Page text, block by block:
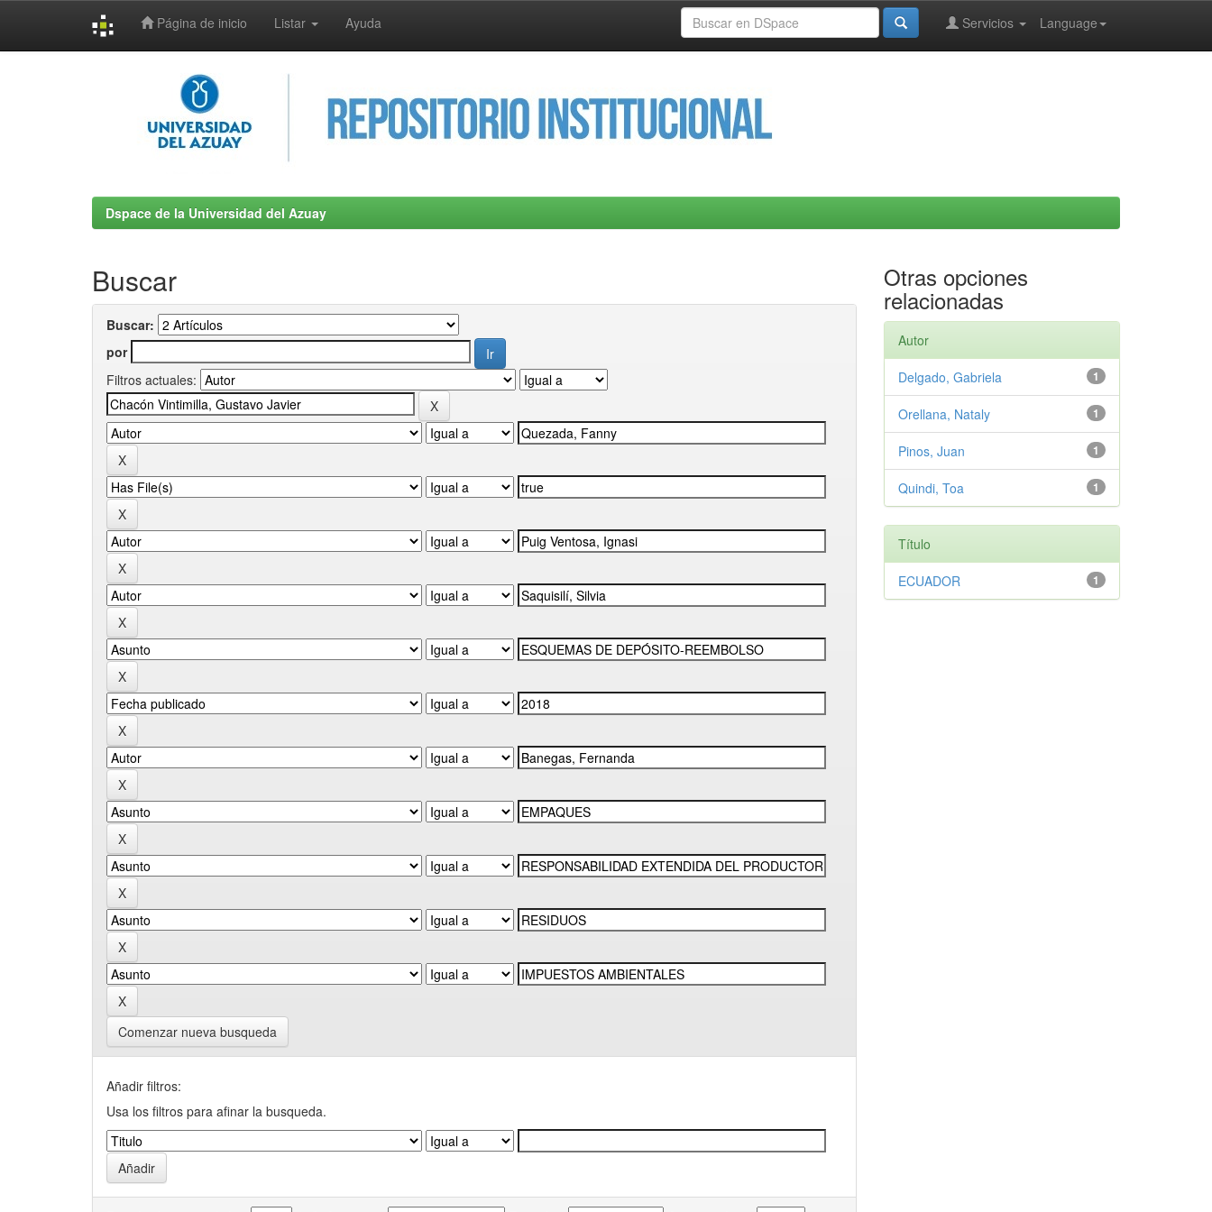
Página de inicio Listar Ayuda Language
Servicios
Dspace de la Universidad del Azuay
Buscar
Buscar:
por
Filtros actuales:
Comenzar nueva busqueda
Añadir filtros:
Usa los filtros para afinar la busqueda.
Otras opciones
relacionadas
Autor
1
Delgado, Gabriela
1
Orellana, Nataly
1
Pinos, Juan
1
Quindi, Toa
Título
1
ECUADOR